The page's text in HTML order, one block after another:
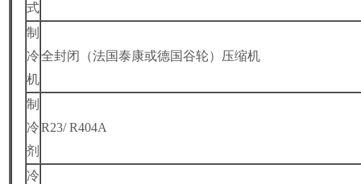
式
制
冷
机
全封闭（法国泰康或德国谷轮）压缩机
制
冷
剂
R23/ R404A
冷